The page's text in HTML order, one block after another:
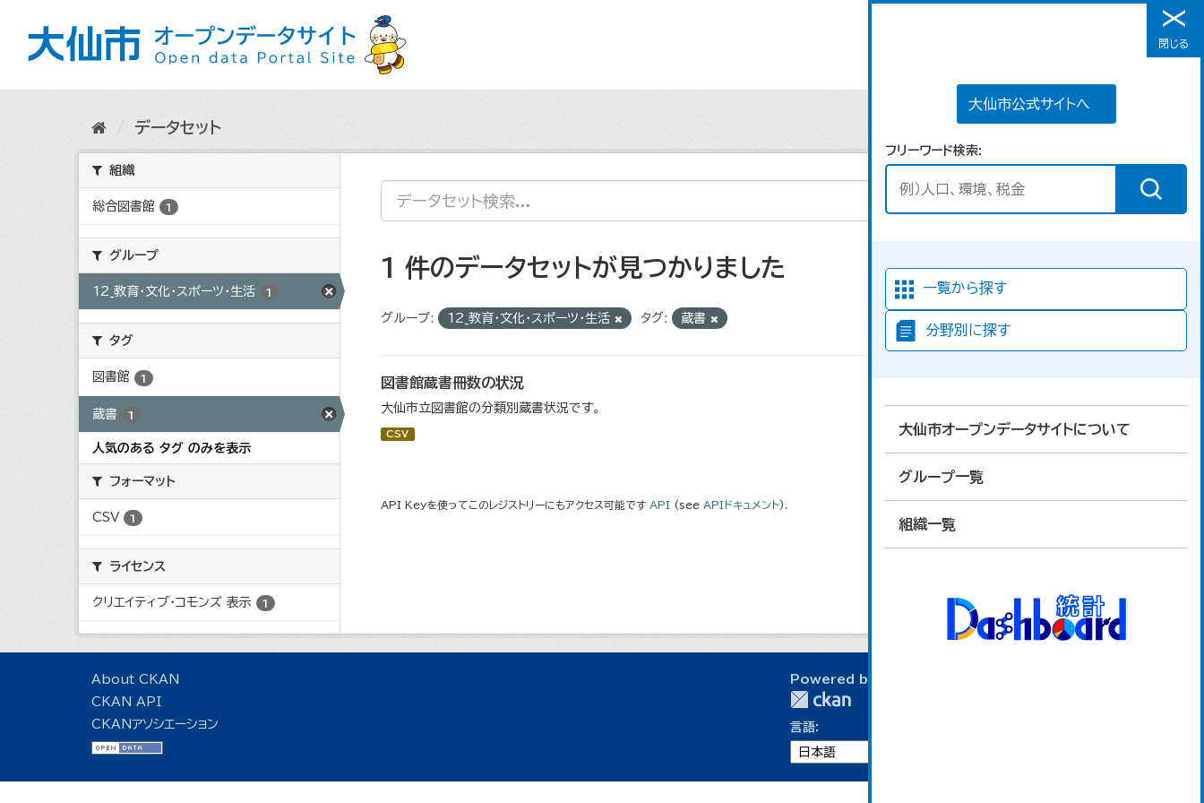
メニュー
大仙市公式サイトへ
フリーワード検索
一覧から探す
分野別に探す
大仙市オープンデータサイトについて
グループ一覧
組織一覧
閉じる
データセット
組織
総合図書館 1
グループ
12_教育・文化・スポーツ・生活 1
タグ
図書館 1
蔵書 1
人気のある タグ のみを表示
フォーマット
CSV 1
ライセンス
クリエイティブ・コモンズ 表示 1
1 件のデータセットが見つかりました
グループ: 12_教育・文化・スポーツ・生活 タグ: 蔵書
図書館蔵書冊数の状況
大仙市立図書館の分類別蔵書状況です。
CSV
API Keyを使ってこのレジストリーにもアクセス可能です API (see APIドキュメント).
About CKAN
CKAN API
CKANアソシエーション
Powered by
言語